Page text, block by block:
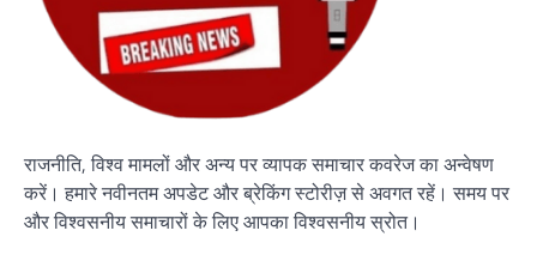
राजनीति, विश्व मामलों और अन्य पर व्यापक समाचार कवरेज का अन्वेषण
करें। हमारे नवीनतम अपडेट और ब्रेकिंग स्टोरीज़ से अवगत रहें। समय पर
और विश्वसनीय समाचारों के लिए आपका विश्वसनीय स्रोत।